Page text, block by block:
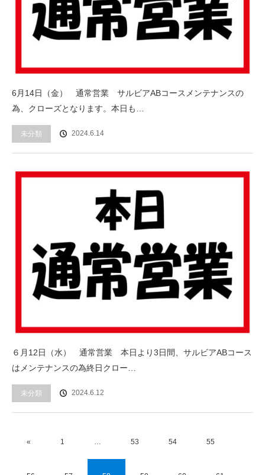
6月14日（金） 通常営業 サルビアABコースメンテナンスの
為、クローズとなります。本日も…
未分類 2024.6.14
６月12日（水） 通常営業 本日より3日間、サルビアABコース
はメンテナンスの為終日クロー…
未分類 2024.6.12
« 1 … 53 54 55